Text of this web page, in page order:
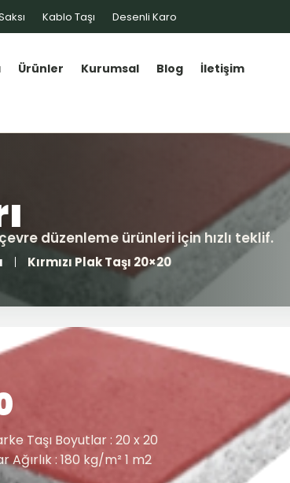
Kablo Taşı Desenli Karo
Ürünler Kurumsal Blog İletişim
Kırmızı Plak Taşı 20×20
Taşı Boyutlar : 20 x 20
Ağırlık : 180 kg/m² 1 m2